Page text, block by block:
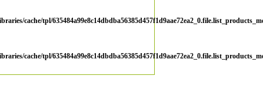
cache/tpl/
cache/tpl/